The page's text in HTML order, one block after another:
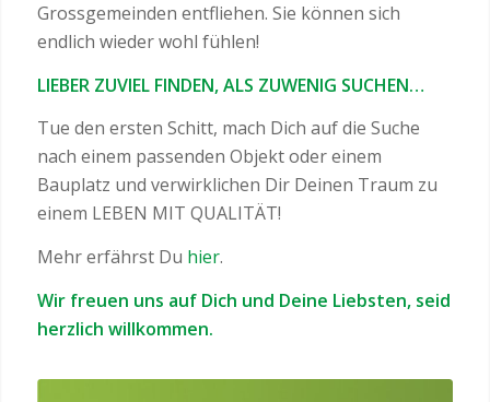
Grossgemeinden entfliehen. Sie können sich
endlich wieder wohl fühlen!
LIEBER ZUVIEL FINDEN, ALS ZUWENIG SUCHEN…
Tue den ersten Schitt, mach Dich auf die Suche
nach einem passenden Objekt oder einem
Bauplatz und verwirklichen Dir Deinen Traum zu
einem LEBEN MIT QUALITÄT!
Mehr erfährst Du hier.
Wir freuen uns auf Dich und Deine Liebsten, seid
herzlich willkommen.